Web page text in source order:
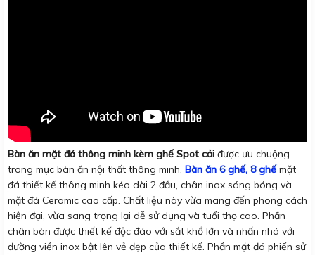
Bàn ăn mặt đá thông minh kèm ghế Spot cải được ưu chuộng
trong mục bàn ăn nội thất thông minh. Bàn ăn 6 ghế, 8 ghế mặt
đá thiết kế thông minh kéo dài 2 đầu, chân inox sáng bóng và
mặt đá Ceramic cao cấp. Chất liệu này vừa mang đến phong cách
hiện đại, vừa sang trọng lại dễ sử dụng và tuổi thọ cao. Phần
chân bàn được thiết kế độc đáo với sắt khổ lớn và nhấn nhá với
đường viền inox bật lên vẻ đẹp của thiết kế. Phần mặt đá phiến sử